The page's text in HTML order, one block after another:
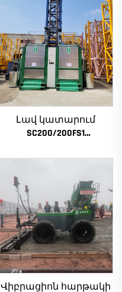
Լավ կատարում
SC200/200FS1
տանիք շենքի
սանդղակի համար
Ալժիրի համար
Վիբրացիոն հարթակի